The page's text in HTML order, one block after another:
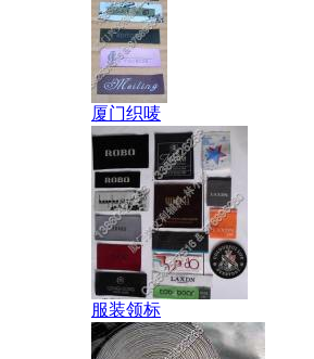
厦门织唛
服装领标